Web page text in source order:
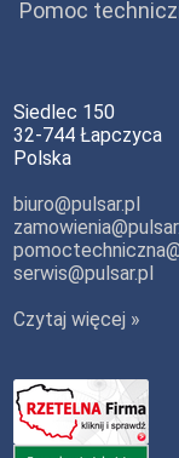
Pomoc
Siedlec 150
32-744 Łapczyca
Polska
biuro@pulsar.pl
serwis@pulsar.pl
Czytaj więcej »